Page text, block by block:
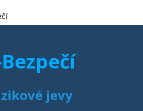
Bezpečí
jevy